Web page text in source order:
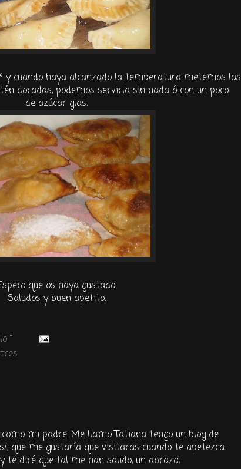
y cuando haya alcanzado la temperatura metemos las
doradas, podemos servirla sin nada ó con un poco
de azúcar glas.
que os haya gustado.
Saludos y buen apetito.
"
mi padre. Me llamo Tatiana tengo un blog de
, que me gustaría que visitaras cuando te apetezca.
te diré que tal me han salido, un abrazo!